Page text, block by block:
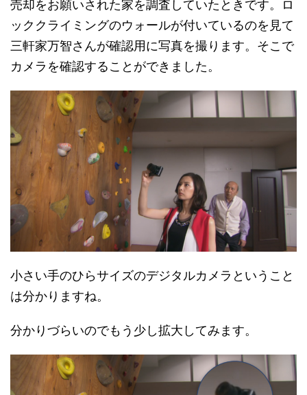
売却をお願いされた家を調査していたときです。ロ
ッククライミングのウォールが付いているのを見て
三軒家万智さんが確認用に写真を撮ります。そこで
カメラを確認することができました。
小さい手のひらサイズのデジタルカメラということ
は分かりますね。
分かりづらいのでもう少し拡大してみます。